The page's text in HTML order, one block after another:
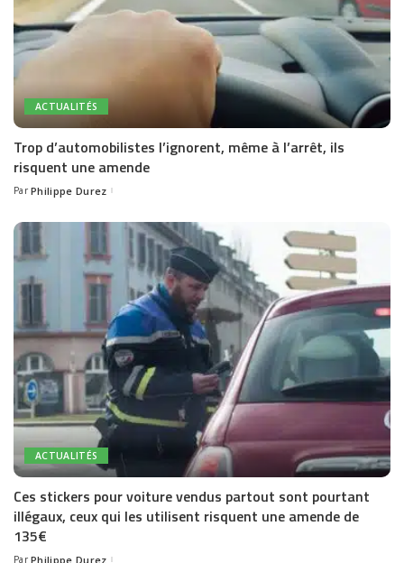
ACTUALITÉS
Trop d’automobilistes l’ignorent, même à l’arrêt, ils
risquent une amende
Posted
Par Philippe Durez
ACTUALITÉS
Ces stickers pour voiture vendus partout sont pourtant
illégaux, ceux qui les utilisent risquent une amende de
135€
Par Philippe Durez